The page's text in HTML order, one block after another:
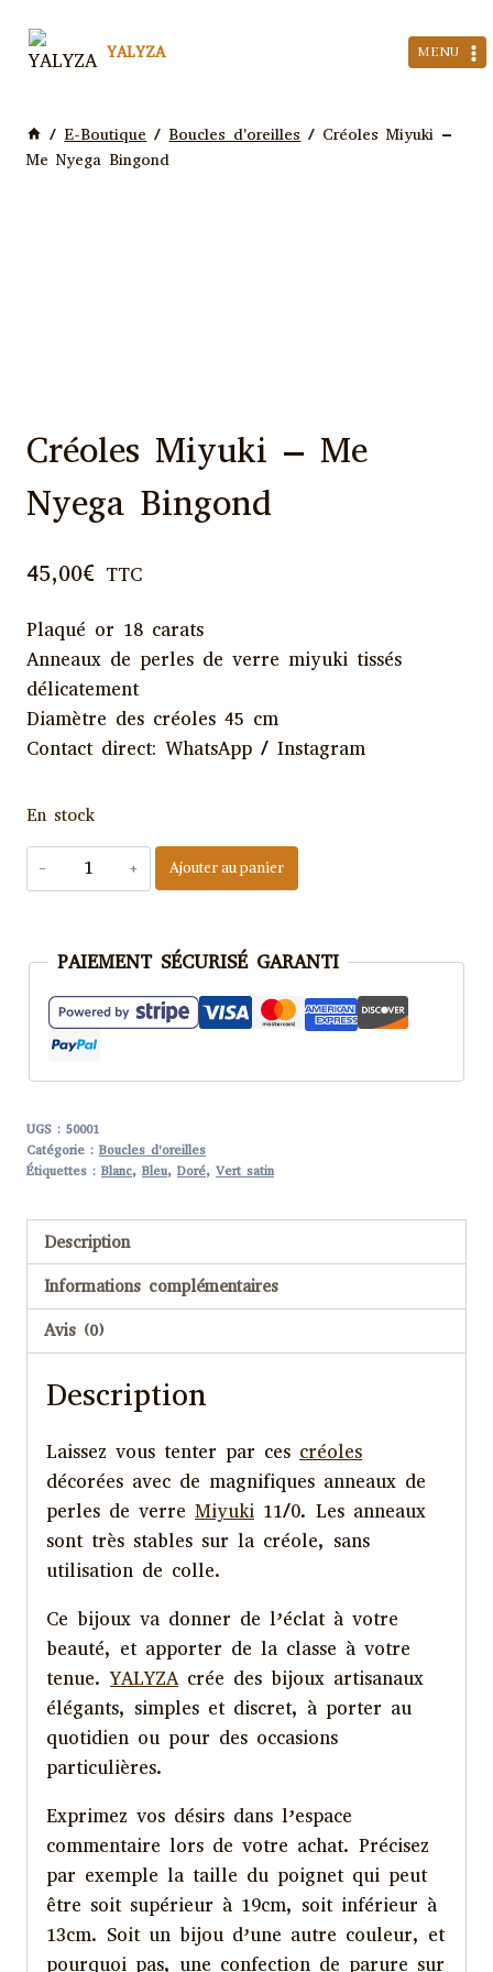
contenu
YALYZA MENU
/ E-Boutique / Boucles d'oreilles / Créoles Miyuki –
Me Nyega Bingond
Créoles Miyuki – Me
Nyega Bingond
45,00€ TTC
Plaqué or 18 carats
Anneaux de perles de verre miyuki tissés
délicatement
Diamètre des créoles 45 cm
Contact direct: WhatsApp / Instagram
En stock
quantité
de
Miyuki
Me
Nyega
Ajouter au panier
PAIEMENT SÉCURISÉ GARANTI
UGS : 50001
Catégorie : Boucles d'oreilles
Étiquettes : Blanc, Bleu, Doré, Vert satin
Description
Informations complémentaires
Avis (0)
Description
Laissez vous tenter par ces créoles
décorées avec de magnifiques anneaux de
perles de verre Miyuki 11/0. Les anneaux
sont très stables sur la créole, sans
utilisation de colle.
Ce bijoux va donner de l’éclat à votre
beauté, et apporter de la classe à votre
tenue.YALYZAcrée des bijoux artisanaux
élégants, simples et discret, à porter au
quotidien ou pour des occasions
particulières.
Exprimez vos désirs dans l’espace
commentaire lors de votre achat. Précisez
par exemple la taille du poignet qui peut
être soit supérieur à 19cm, soit inférieur à
13cm. Soit un bijou d’une autre couleur, et
pourquoi pas, une confection de parure sur